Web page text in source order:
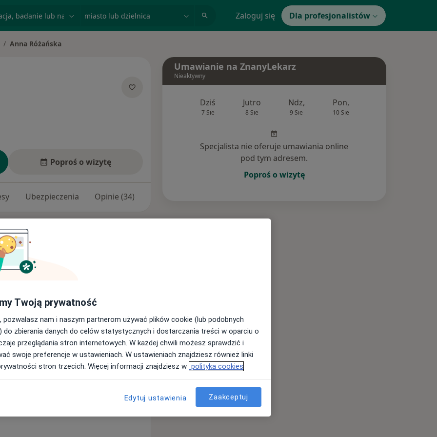
Zaloguj się Dla profesjonalistów
miasto
Anna Różańska
Poproś o wizytę
Ubezpieczenia Opinie (34)
(obecnie Gdański
rodzinnej.
Copernicus Gdańsku,
oraz w zespołach ratownictwa
a11y_sr_more_diseases
Umawianie na ZnanyLekarz
Nieaktywny
Dziś
7 Sie
Jutro
8 Sie
Ndz,
9 Sie
Pon,
10 Sie
Specjalista nie oferuje umawiania online
pod tym adresem.
Poproś o wizytę
Twoją prywatność
pozwalasz nam i naszym partnerom używać plików cookie (lub podobnych
do zbierania danych do celów statystycznych i dostarczania treści w oparciu o
przeglądania stron internetowych. W każdej chwili możesz sprawdzić i
swoje preferencje w ustawieniach. W ustawieniach znajdziesz również linki
stron trzecich. Więcej informacji znajdziesz w polityka cookies
Edytuj ustawienia Zaakceptuj